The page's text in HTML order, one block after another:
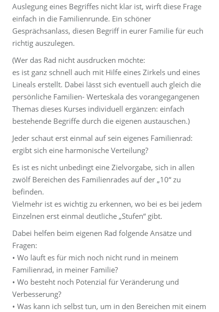
Auslegung eines Begriffes nicht klar ist, wirft diese Frage
einfach in die Familienrunde. Ein schöner
Gesprächsanlass, diesen Begriff in eurer Familie für euch
richtig auszulegen.
(Wer das Rad nicht ausdrucken möchte:
es ist ganz schnell auch mit Hilfe eines Zirkels und eines
Lineals erstellt. Dabei lässt sich eventuell auch gleich die
persönliche Familien- Werteskala des vorangegangenen
Themas dieses Kurses individuell ergänzen: einfach
bestehende Begriffe durch die eigenen austauschen.)
Jeder schaut erst einmal auf sein eigenes Familienrad:
ergibt sich eine harmonische Verteilung?
Es ist es nicht unbedingt eine Zielvorgabe, sich in allen
zwölf Bereichen des Familienrades auf der „10“ zu
befinden.
Vielmehr ist es wichtig zu erkennen, wo bei es bei jedem
Einzelnen erst einmal deutliche „Stufen“ gibt.
Dabei helfen beim eigenen Rad folgende Ansätze und
Fragen:
• Wo läuft es für mich noch nicht rund in meinem
Familienrad, in meiner Familie?
• Wo besteht noch Potenzial für Veränderung und
Verbesserung?
• Was kann ich selbst tun, um in den Bereichen mit einem